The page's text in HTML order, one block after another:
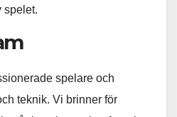
spelet.
spelare och
teknik. Vi brinner för